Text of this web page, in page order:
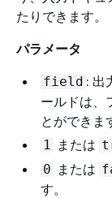
たりできます。
パラメータ
field : 出
ールドは、
とができま
1 または
0 または
す。